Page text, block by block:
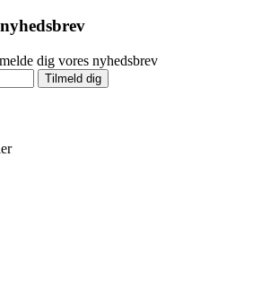
dig vores nyhedsbrev
Tilmeld dig